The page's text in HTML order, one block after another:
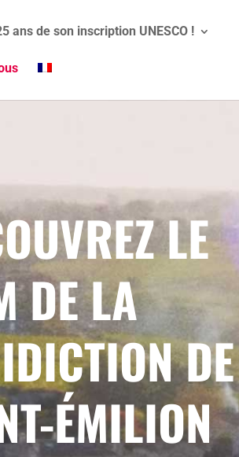
ans de son inscription UNESCO !
LE
DE LA
DE
ÉMILION